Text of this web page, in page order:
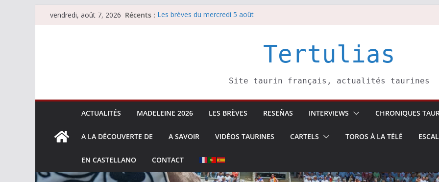
Passervendredi, août 7, 2026 Récents : Les brèves du mercredi 5 août
Tertulias
Site taurin français, actualités taurines
ACTUALITÉS MADELEINE 2026 LES BRÈVES RESEÑAS INTERVIEWS CHRONIQUES
A LA DÉCOUVERTE DE A SAVOIR VIDÉOS TAURINES CARTELS TOROS À LA TÉLÉ
EN CASTELLANO CONTACT